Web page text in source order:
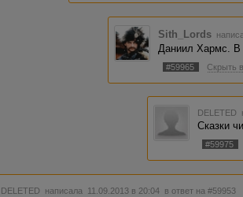
Sith_Lords
Даниил Хармс. В
#59965 Скрыть
DELETED
Сказки
#59975
DELETED написала 11.09.2013 в 20:04 в ответ на #59953